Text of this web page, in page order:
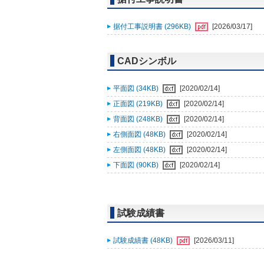
据付工事説明書 (296KB) [2026/03/17]
CADシンボル
平面図 (34KB)
[2020/02/14]
正面図 (219KB)
[2020/02/14]
背面図 (248KB)
[2020/02/14]
右側面図 (48KB)
[2020/02/14]
左側面図 (48KB)
[2020/02/14]
下面図 (90KB)
[2020/02/14]
試験成績書
試験成績書 (48KB) [2026/03/11]